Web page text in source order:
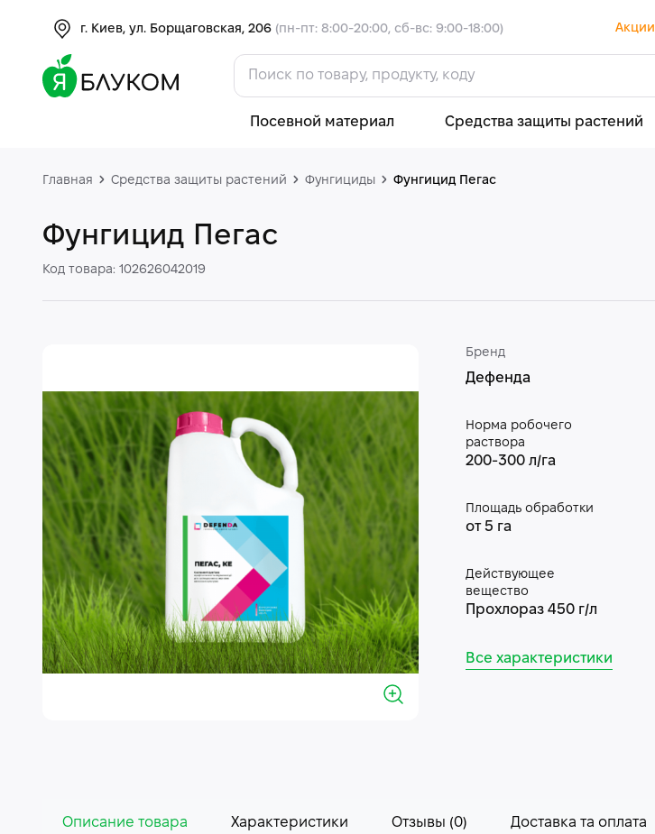
г. Киев, ул. Борщаговская, 206 (пн-пт: 8:00-20:00, сб-вс: 9:00-18:00) Акции
Посевной материал Средства защиты растений
Главная Средства защиты растений Фунгициды Фунгицид Пегас
Фунгицид Пегас
Код товара: 102626042019
Бренд
Дефенда
Норма робочего
раствора
200-300 л/га
Площадь обработки
от 5 га
Действующее
вещество
Прохлораз 450 г/л
Все характеристики
Описание товара Характеристики Отзывы (0) Доставка та оплата